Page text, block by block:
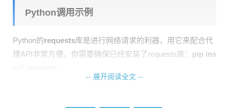
Python调用示例
Python的requests库是进行网络请求的利器，用它来配合代
理API非常方便。你需要确保已经安装了requests库： pip ins
-- 展开阅读全文 --